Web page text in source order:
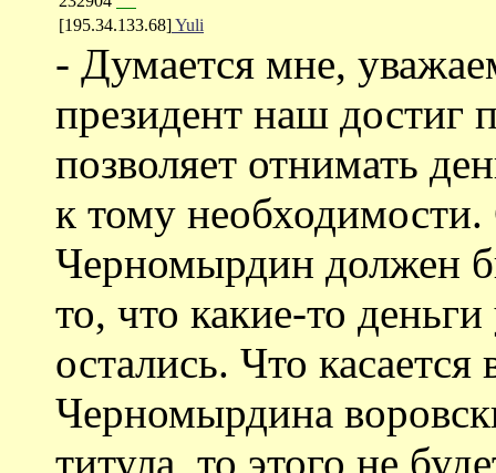
[195.34.133.68]Yuli
- Думается мне,
президент наш достиг
позволяет отнимать
к тому необходимости.
Черномырдин должен
то, что какие-то
остались. Что
Черномырдина
титула, то этого не